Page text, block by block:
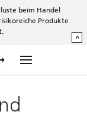
beim Handel
Produkte
^